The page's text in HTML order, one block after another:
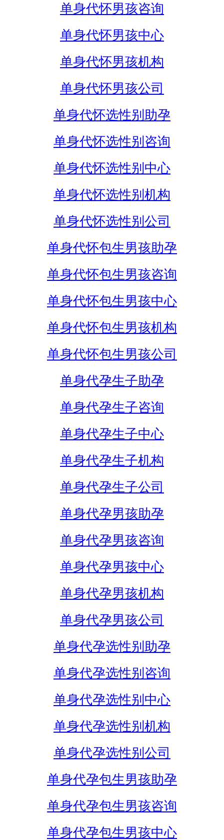
单身代怀男孩咨询
单身代怀男孩中心
单身代怀男孩机构
单身代怀男孩公司
单身代怀选性别助孕
单身代怀选性别咨询
单身代怀选性别中心
单身代怀选性别机构
单身代怀选性别公司
单身代怀包生男孩助孕
单身代怀包生男孩咨询
单身代怀包生男孩中心
单身代怀包生男孩机构
单身代怀包生男孩公司
单身代孕生子助孕
单身代孕生子咨询
单身代孕生子中心
单身代孕生子机构
单身代孕生子公司
单身代孕男孩助孕
单身代孕男孩咨询
单身代孕男孩中心
单身代孕男孩机构
单身代孕男孩公司
单身代孕选性别助孕
单身代孕选性别咨询
单身代孕选性别中心
单身代孕选性别机构
单身代孕选性别公司
单身代孕包生男孩助孕
单身代孕包生男孩咨询
单身代孕包生男孩中心